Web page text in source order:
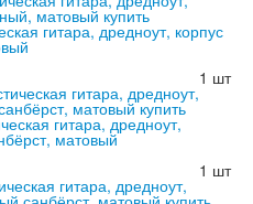
гитара, дредноут, корпус
1 шт
гитара, дредноут,
матовый
1 шт